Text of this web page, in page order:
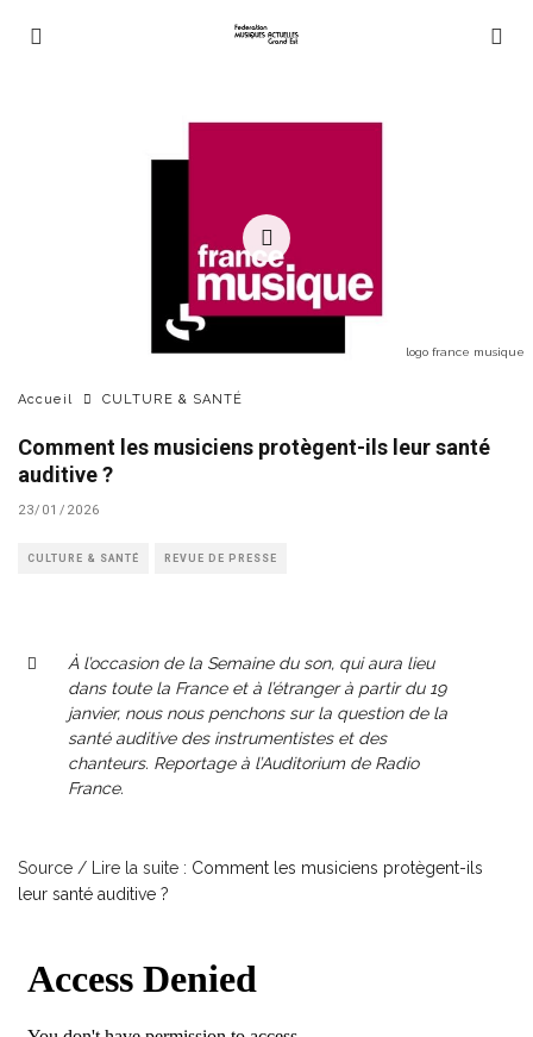
logo france musique
Accueil CULTURE & SANTÉ
Comment les musiciens protègent-ils leur santé
auditive ?
23/01/2026
CULTURE & SANTÉ REVUE DE PRESSE
À l’occasion de la Semaine du son, qui aura lieu
dans toute la France et à l’étranger à partir du 19
janvier, nous nous penchons sur la question de la
santé auditive des instrumentistes et des
chanteurs. Reportage à l’Auditorium de Radio
France.
Source / Lire la suite : Comment les musiciens protègent-ils
leur santé auditive ?